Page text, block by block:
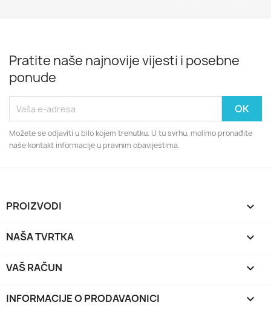
Pratite naše najnovije vijesti i posebne
ponude
Možete se odjaviti u bilo kojem trenutku. U tu svrhu, molimo pronađite
naše kontakt informacije u pravnim obavijestima.
PROIZVODI 
NAŠA TVRTKA 
VAŠ RAČUN 
INFORMACIJE O PRODAVAONICI keyboard_arrow_down